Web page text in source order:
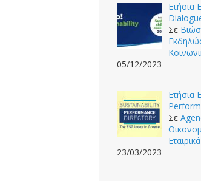
Ετήσια
Σε
05/12/2023
Ετήσια
Σε
23/03/2023